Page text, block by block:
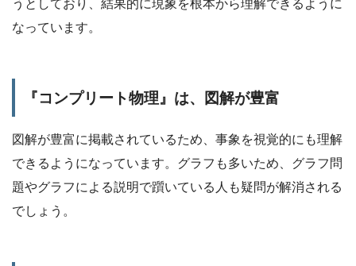
うとしており、結果的に現象を根本から理解できるように
なっています。
『コンプリート物理』は、図解が豊富
図解が豊富に掲載されているため、事象を視覚的にも理解
できるようになっています。グラフも多いため、グラフ問
題やグラフによる説明で躓いている人も疑問が解消される
でしょう。